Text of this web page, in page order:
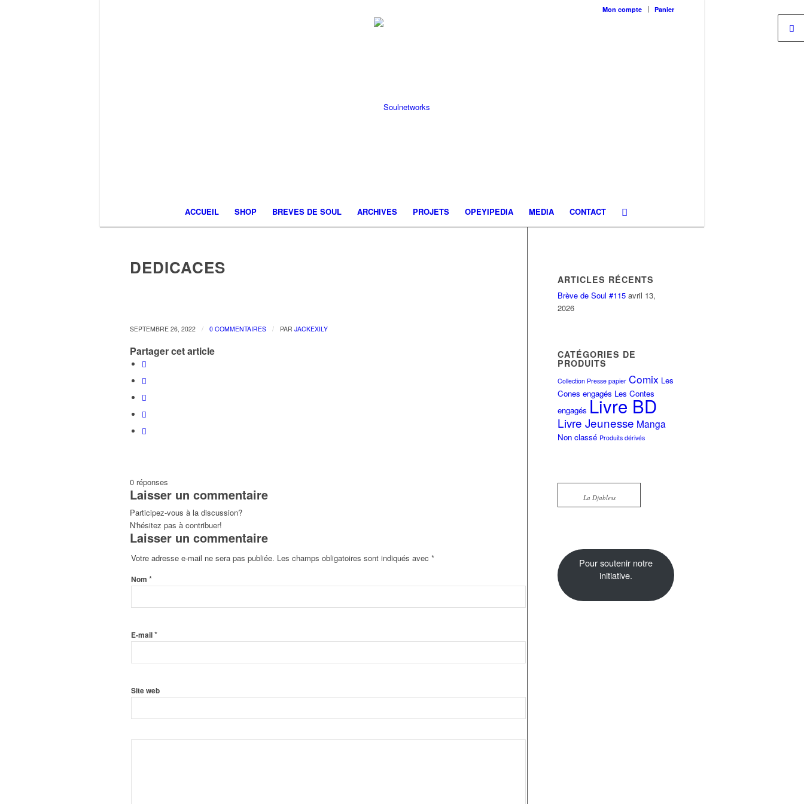
Mon compte Panier
ACCUEIL SHOP BREVES DE SOUL ARCHIVES PROJETS OPEYIPEDIA MEDIA CONTACT
DEDICACES
SEPTEMBRE 26, 2022 / 0 COMMENTAIRES / PAR JACKEXILY
Partager cet article
0 réponses
Laisser un commentaire
Participez-vous à la discussion?
N'hésitez pas à contribuer!
Laisser un commentaire
Votre adresse e-mail ne sera pas publiée. Les champs obligatoires sont indiqués avec *
Nom *
E-mail*
Site web
ARTICLES RÉCENTS
Brève de Soul #115 avril 13,
2026
CATÉGORIES DE
PRODUITS
Collection Presse papier Comix Les
Cones engagés Les Contes
engagés Livre BD
Livre Jeunesse Manga
Non classé Produits dérivés
La Djabless
Pour soutenir notre
initiative.